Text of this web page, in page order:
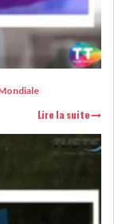
Lire la suite